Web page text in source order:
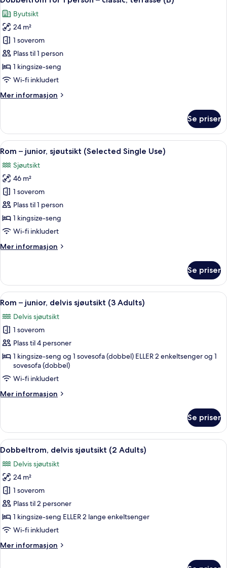
alle
bildene
av
Dobbeltrom
for
1
person
classic,
Byutsikt
24 m²
1 soverom
Plass til 1 person
1 kingsize-seng
Wi-fi inkludert
Mer informasjon
Mer
for
person
classic,
terrasse
(B)
Se priser
Åpne
alle
bildene
av
Rom
–
junior,
sjøutsikt
Single
Sengetøy av topp kvalitet, memory
8
Rom – junior, sjøutsikt (Selected Single Use)
Sjøutsikt
46 m²
1 soverom
Plass til 1 person
1 kingsize-seng
Wi-fi inkludert
Mer informasjon
Mer
–
junior,
sjøutsikt
(Selected
Single
Use)
Se priser
Åpne
alle
bildene
av
Rom
–
junior,
delvis
sjøutsikt
Sengetøy av topp kvalitet, memory
4
Rom – junior, delvis sjøutsikt (3 Adults)
Delvis sjøutsikt
1 soverom
Plass til 4 personer
1 kingsize-seng og 1 sovesofa (dobbel) ELLER 2 enkeltsenger og 1
sovesofa (dobbel)
Wi-fi inkludert
Mer informasjon
Mer
–
junior,
delvis
(3
Adults)
Se priser
Åpne
alle
bildene
av
Dobbeltrom,
delvis
sjøutsikt
(2
Dobbeltrom, delvis sjøutsikt (2
7
Dobbeltrom, delvis sjøutsikt (2 Adults)
Delvis sjøutsikt
24 m²
1 soverom
Plass til 2 personer
1 kingsize-seng ELLER 2 lange enkeltsenger
Wi-fi inkludert
Mer informasjon
Mer